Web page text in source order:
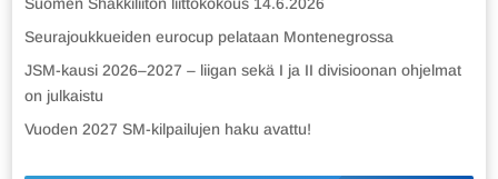
Seurajoukkueiden eurocup pelataan Montenegrossa
JSM-kausi 2026–2027 – liigan sekä I ja II divisioonan ohjelmat
on julkaistu
Vuoden 2027 SM-kilpailujen haku avattu!